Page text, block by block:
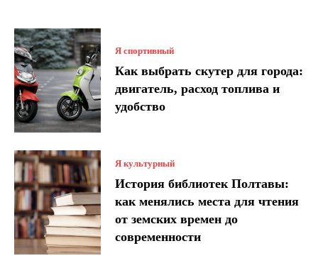
Я спортивный
Как выбрать скутер для города:
двигатель, расход топлива и
удобство
Я культурный
История библиотек Полтавы:
как менялись места для чтения
от земских времен до
современности